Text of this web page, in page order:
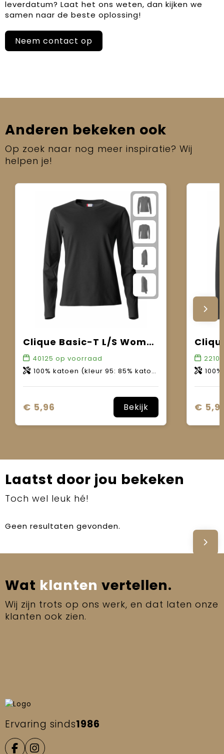
leverdatum? Laat het ons weten, dan kijken we
samen naar de beste oplossing!
Neem contact op
Anderen bekeken ook
Op zoek naar nog meer inspiratie? Wij
helpen je!
Clique Basic-T L/S Women
40125 op voorraad
100% katoen (kleur 95: 85% katoen, 15% viscose).
€ 5,96 Bekijk
100%
€
Laatst door jou bekeken
Toch wel leuk hé!
Geen resultaten gevonden.
Wat klanten vertellen.
Wij zijn trots op ons werk, en dat laten onze
klanten ook zien.
"We worden vlot en duidelijk geholpen
als we het een of ander zouden willen
aanschaffen."